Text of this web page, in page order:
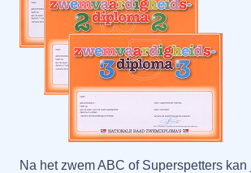
Na het zwem ABC of Superspetters